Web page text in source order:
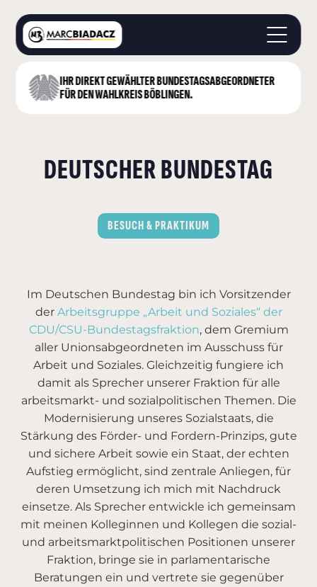
IHR DIREKT GEWÄHLTER BUNDESTAGS­ABGEORDNETER
FÜR DEN WAHLKREIS BÖBLINGEN.
STARTSEITE
DEUTSCHER BUNDESTAG
AKTUELLES
DEUTSCHER BUNDESTAG
BESUCH & PRAKTIKUM
Im Deutschen Bundestag bin ich Vorsitzender
der Arbeitsgruppe „Arbeit und Soziales“ der
CDU/CSU-Bundestagsfraktion, dem Gremium
aller Unionsabgeordneten im Ausschuss für
Arbeit und Soziales. Gleichzeitig fungiere ich
damit als Sprecher unserer Fraktion für alle
arbeitsmarkt- und sozialpolitischen Themen. Die
Modernisierung unseres Sozialstaats, die
Stärkung des Förder- und Fordern-Prinzips, gute
und sichere Arbeit sowie ein Staat, der echten
Aufstieg ermöglicht, sind zentrale Anliegen, für
deren Umsetzung ich mich mit Nachdruck
einsetze. Als Sprecher entwickle ich gemeinsam
mit meinen Kolleginnen und Kollegen die sozial-
und arbeitsmarktpolitischen Positionen unserer
Fraktion, bringe sie in parlamentarische
Beratungen ein und vertrete sie gegenüber